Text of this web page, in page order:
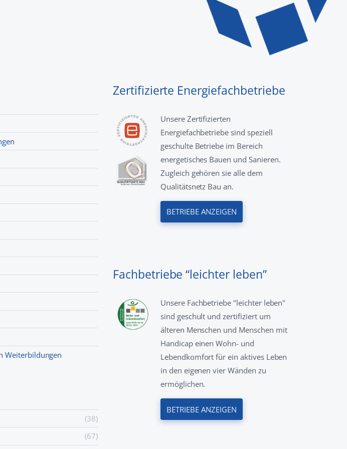
Weiterbildungen
(38)
(67)
Zertifizierte Energiefachbetriebe
Unsere Zertifizierten
Energiefachbetriebe sind speziell
geschulte Betriebe im Bereich
energetisches Bauen und Sanieren.
Zugleich gehören sie alle dem
Qualitätsnetz Bau an.
BETRIEBE ANZEIGEN
Fachbetriebe “leichter leben”
Unsere Fachbetriebe "leichter leben"
sind geschult und zertifiziert um
älteren Menschen und Menschen mit
Handicap einen Wohn- und
Lebendkomfort für ein aktives Leben
in den eigenen vier Wänden zu
ermöglichen.
BETRIEBE ANZEIGEN